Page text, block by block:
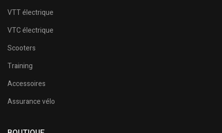
VTT électrique
VTC électrique
Scooters
Training
Accessoires
Assurance vélo